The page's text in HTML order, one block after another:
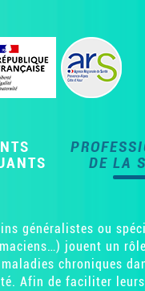
DE LA
généralistes ou
jouent un
chroniques
Afin de faciliter